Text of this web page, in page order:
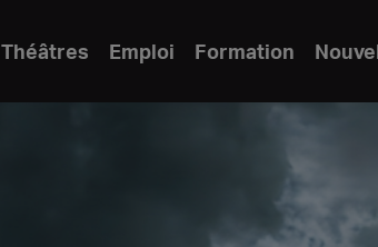
Théâtres Emploi Formation